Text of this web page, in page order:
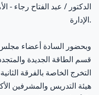
الإدارة.
وبحضور السادة أعضاء مجلس
قسم الطاقة الجديدة
التخرج الخاصة بالفرقة
هيئة التدريس والمشرفين